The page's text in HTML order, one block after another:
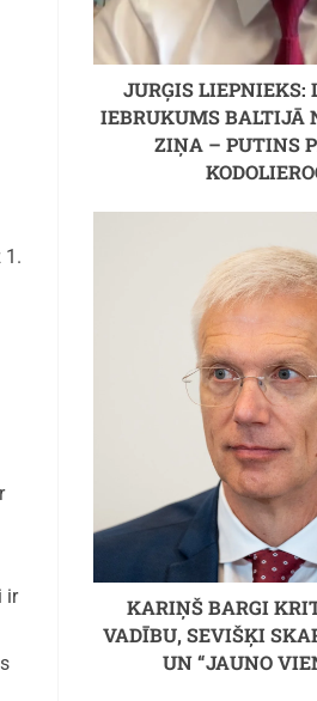
1.
ir
JURĢIS
IEBRUKUMS BALTIJĀ
ZIŅA – PUTINS
KARIŅŠ BARGI
VADĪBU, SEVIŠĶI
UN “JAUNO